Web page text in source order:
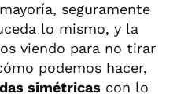
seguramente
lo mismo, y la
viendo para no tirar
podemos hacer,
simétricas con lo